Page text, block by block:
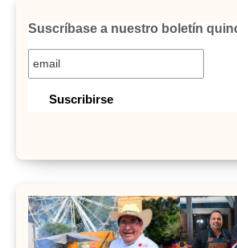
Suscríbase a nuestro boletín